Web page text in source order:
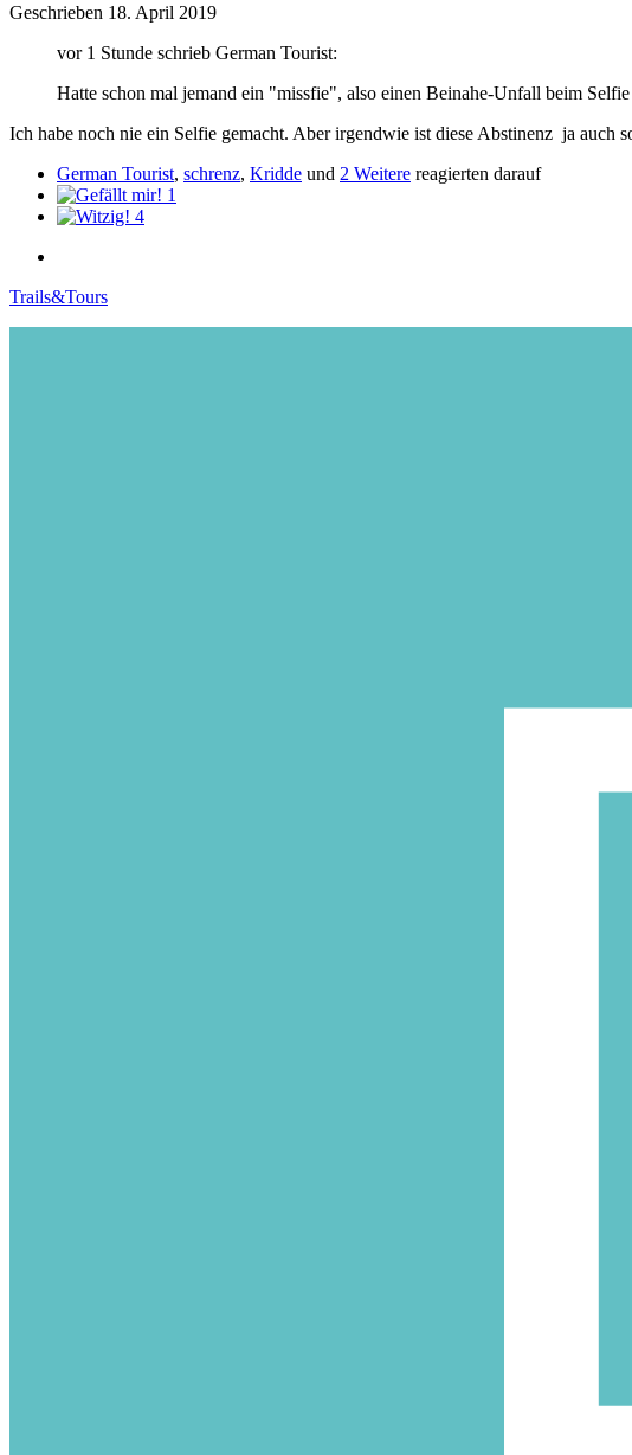
Geschrieben 18. April 2019
vor 1 Stunde schrieb German Tourist:
Hatte schon mal jemand ein "missfie", also einen Beinahe-Unfall beim Selfie
Ich habe noch nie ein Selfie gemacht. Aber irgendwie ist diese Abstinenz ja auch
German Tourist, schrenz, Kridde und 2 Weitere reagierten darauf
1
4
Trails&Tours